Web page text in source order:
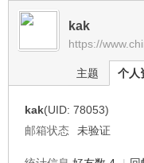
有› ›
kak
https://
主题 个人
kak(UID: 78053)
邮箱状态
未验证